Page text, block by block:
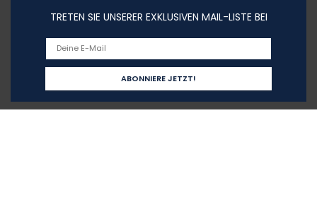
TRETEN SIE UNSERER EXKLUSIVEN MAIL-LISTE BEI